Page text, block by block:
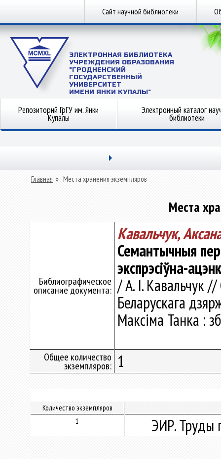
Сайт научной библиотеки
ЭЛЕКТРОННАЯ БИБЛИОТЕКА
УЧРЕЖДЕНИЯ ОБРАЗОВАНИЯ
"ГРОДНЕНСКИЙ
ГОСУДАРСТВЕННЫЙ
УНИВЕРСИТЕТ
ИМЕНИ ЯНКИ КУПАЛЫ"
Репозиторий ГрГУ им. Янки
Купалы
Электронный каталог
библиотеки
Главная » Места хранения экземпляров
Места
Библиографическое
описание документа:
Кавальчук,
Семантычныя
экспрэсіўна-
/ А. І. Кавальчук
Беларускага
Максіма Танка :
Общее количество
экземпляров: 1
Количество экземпляров
1
ЭИР. Труды